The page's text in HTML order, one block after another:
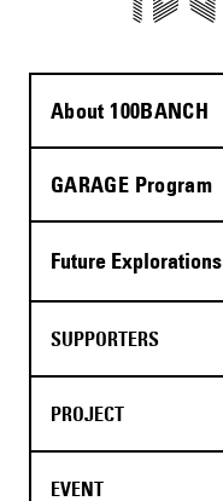
About 100BANCH
GARAGE Program
Future Explorations
SUPPORTERS
PROJECT
EVENT